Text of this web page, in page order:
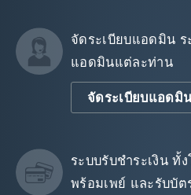
จัดระเบียบแอดมิน
แอดมินแต่ละท่าน
จัดระเบียบแอดมิ
ระบบรับชำระเงิน ทั้
พร้อมเพย์ และรับบัต